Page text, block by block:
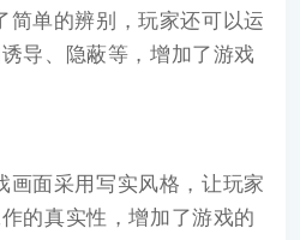
简单的辨别，玩家还可以运
导、隐蔽等，增加了游戏
画面采用写实风格，让玩家
的真实性，增加了游戏的